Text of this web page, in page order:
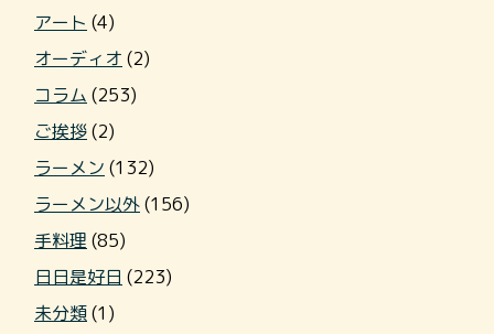
アート (4)
オーディオ (2)
コラム (253)
ご挨拶(2)
ラーメン (132)
ラーメン以外(156)
手料理 (85)
日日是好日 (223)
未分類(1)